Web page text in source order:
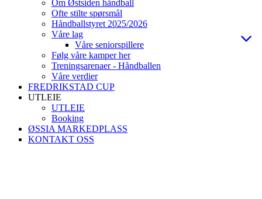
Om Østsiden håndball
Ofte stilte spørsmål
Håndballstyret 2025/2026
Våre lag
Våre seniorspillere
Følg våre kamper her
Treningsarenaer - Håndballen
Våre verdier
FREDRIKSTAD CUP
UTLEIE
UTLEIE
Booking
ØSSIA MARKEDPLASS
KONTAKT OSS